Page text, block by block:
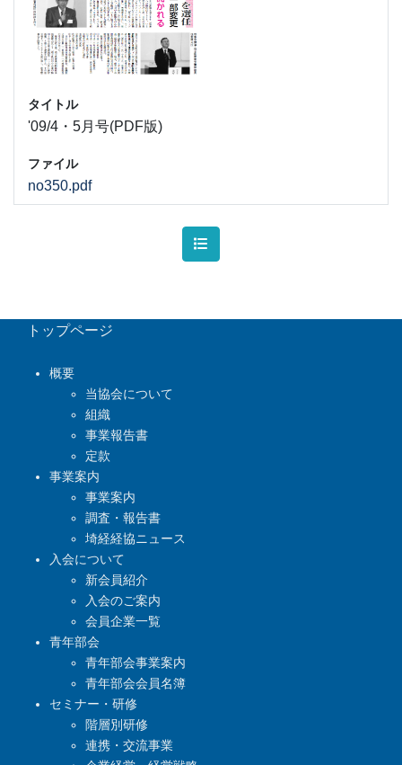
タイトル
'09/4・5月号(PDF版)
ファイル
no350.pdf
トップページ
概要
当協会について
組織
事業報告書
定款
事業案内
事業案内
調査・報告書
埼経経協ニュース
入会について
新会員紹介
入会のご案内
会員企業一覧
青年部会
青年部会事業案内
青年部会会員名簿
セミナー・研修
階層別研修
連携・交流事業